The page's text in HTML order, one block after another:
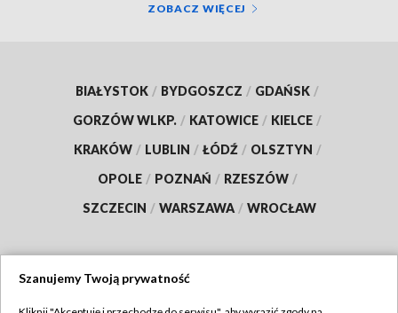
ZOBACZ WIĘCEJ
BIAŁYSTOK / BYDGOSZCZ / GDAŃSK /
GORZÓW WLKP. / KATOWICE / KIELCE /
KRAKÓW / LUBLIN / ŁÓDŹ / OLSZTYN /
OPOLE / POZNAŃ / RZESZÓW /
SZCZECIN / WARSZAWA / WROCŁAW
Szanujemy Twoją prywatność